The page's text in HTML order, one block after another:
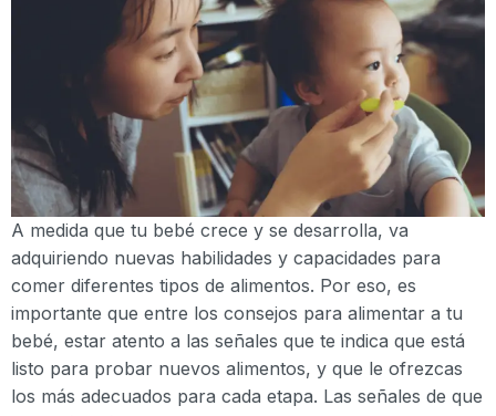
A medida que tu bebé crece y se desarrolla, va
adquiriendo nuevas habilidades y capacidades para
comer diferentes tipos de alimentos. Por eso, es
importante que entre los consejos para alimentar a tu
bebé, estar atento a las señales que te indica que está
listo para probar nuevos alimentos, y que le ofrezcas
los más adecuados para cada etapa. Las señales de que